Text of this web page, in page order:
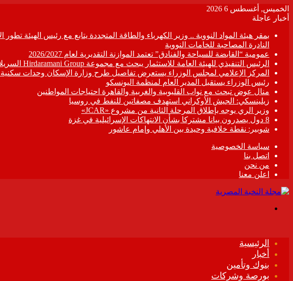
الخميس, أغسطس 6 2026
أخبار عاجلة
بمقر هيئة المواد النووية .. وزير الكهرباء والطاقة المتجددة يتابع مع رئيس الهيئة
النادرة المصاحبة للخامات النووية
عمومية “القابضة للسياحة والفنادق” تعتمد الموازنة التقديرية لعام 2026/2027
الرئيس التنفيذي للهيئة العامة للاستثمار يبحث مع مجموعة Hirdaramani Group السريلانكية خطط التوسع في السوق المصرية
المركز الإعلامي لمجلس الوزراء يستعرض تفاصيل طرح وزارة الإسكان وحدات سكنية
رئيس الوزراء يستقبل المدير العام لمنظمة اليونسكو
منال عوض تبحث مع نواب القليوبية والغربية والقاهرة احتياجات المواطنين
زيلينسكي: الجيش الأوكراني استهدف مصفاتين للنفط في روسيا
وزير الري يوجه بإطلاق المرحلة الثانية من مشروع «JCAR»
8 دول يصدرون بيانا مشتركا بشأن الانتهاكات الإسرائيلية في غزة
شوبير: نقطة خلافية وحيدة بين الأهلي وإمام عاشور
سياسة الخصوصية
اتصل بنا
من نحن
اعلن معنا
الرئيسية
أخبار
بنوك وتأمين
بورصة وشركات